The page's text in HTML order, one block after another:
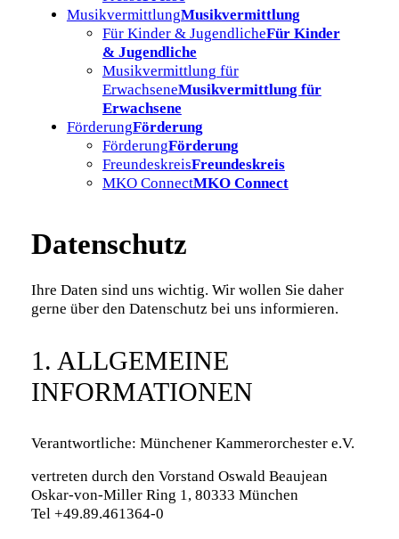
MusikvermittlungMusikvermittlung
Für Kinder & JugendlicheFür Kinder
& Jugendliche
Musikvermittlung für
ErwachseneMusikvermittlung für
Erwachsene
FörderungFörderung
FörderungFörderung
FreundeskreisFreundeskreis
MKO ConnectMKO Connect
Datenschutz
Ihre Daten sind uns wichtig. Wir wollen Sie daher
gerne über den Datenschutz bei uns informieren.
1. ALLGEMEINE
INFORMATIONEN
Verantwortliche: Münchener Kammerorchester e.V.
vertreten durch den Vorstand Oswald Beaujean
Oskar-von-Miller Ring 1, 80333 München
Tel +49.89.461364-0